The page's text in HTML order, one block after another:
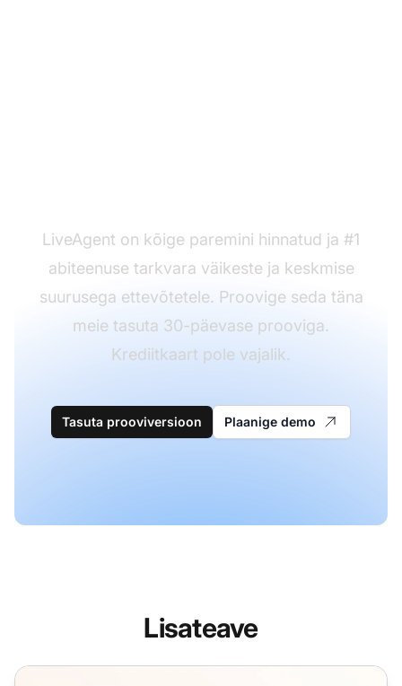
LiveAgent on kõige paremini hinnatud ja #1
abiteenuse tarkvara väikeste ja keskmise
suurusega ettevõtetele. Proovige seda täna
meie tasuta 30-päevase prooviga.
Krediitkaart pole vajalik.
Tasuta prooviversioon Plaanige demo
Lisateave
Black Friday ja Cyber Monday e-posti mallid